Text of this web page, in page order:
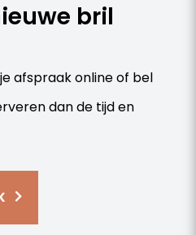
bril
afspraak online of bel
dan de tijd en